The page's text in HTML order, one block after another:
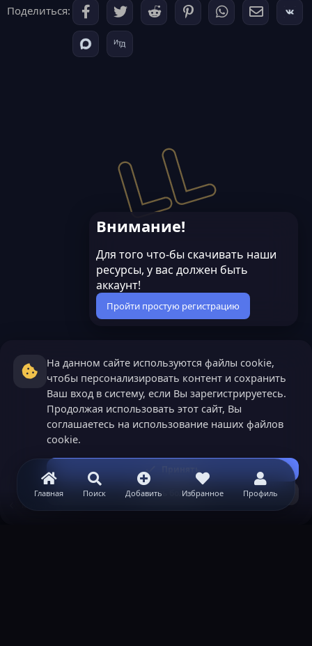
Главная Поиск Добавить Избранное Профиль
Поделиться:
Внимание!
Для того что-бы скачивать наши
ресурсы, у вас должен быть
аккаунт!
Пройти простую регистрацию
На данном сайте используются файлы cookie,
чтобы персонализировать контент и сохранить
Ваш вход в систему, если Вы зарегистрируетесь.
Продолжая использовать этот сайт, Вы
соглашаетесь на использование наших файлов
cookie.
Принять
Узнать больше...